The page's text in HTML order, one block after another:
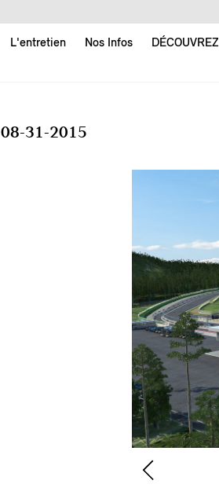
L'entretien Nos Infos DÉCOUVREZ
08-31-2015